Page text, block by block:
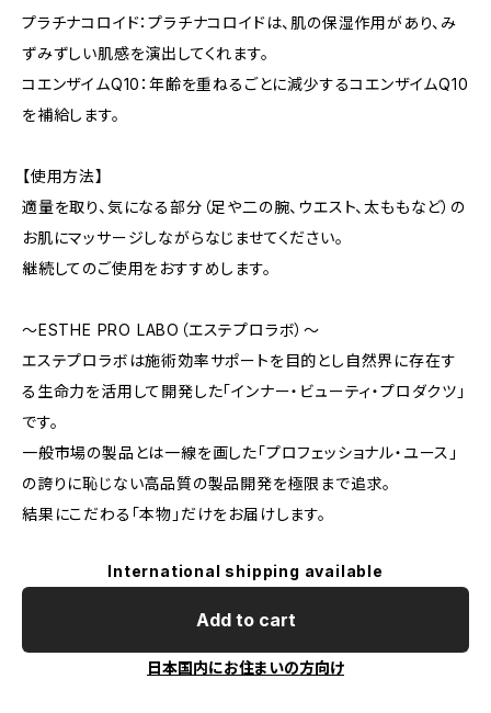
プラチナコロイド：プラチナコロイドは、肌の保湿作用があり、み
ずみずしい肌感を演出してくれます。
コエンザイムQ10：年齢を重ねるごとに減少するコエンザイムQ10
を補給します。
【使用方法】
適量を取り、気になる部分（足や二の腕、ウエスト、太ももなど）の
お肌にマッサージしながらなじませてください。
継続してのご使用をおすすめします。
～ESTHE PRO LABO（エステプロラボ）～
エステプロラボは施術効率サポートを目的とし自然界に存在す
る生命力を活用して開発した「インナー・ビューティ・プロダクツ」
です。
一般市場の製品とは一線を画した「プロフェッショナル・ユース」
の誇りに恥じない高品質の製品開発を極限まで追求。
結果にこだわる「本物」だけをお届けします。
International shipping available
Add to cart
日本国内にお住まいの方向け